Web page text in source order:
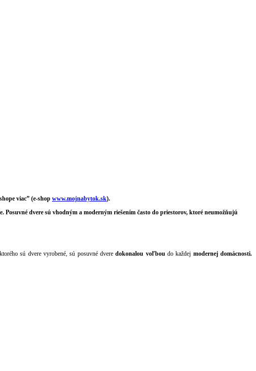
viac” (e-shop www.mojnabytok.sk).
dvere sú vhodným a moderným riešením často do priestorov, ktoré neumožňujú
ktorého sú dvere vyrobené, sú posuvné dveredokonalou voľbou do každej modernej domácnosti.